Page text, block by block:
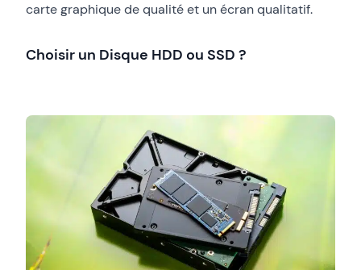
carte graphique de qualité et un écran qualitatif.
Choisir un Disque HDD ou SSD ?